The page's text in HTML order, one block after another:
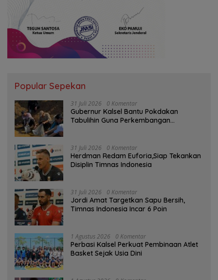
Popular Sepekan
31 Juli 2026 0 Komentar
Gubernur Kalsel Bantu Pokdakan
Tabulihin Guna Perkembangan
31 Juli 2026 0 Komentar
Herdman Redam Euforia,Siap Tekankan
Disiplin Timnas Indonesia
31 Juli 2026 0 Komentar
Jordi Amat Targetkan Sapu Bersih,
Timnas Indonesia Incar 6 Poin
1 Agustus 2026 0 Komentar
Perbasi Kalsel Perkuat Pembinaan Atlet
Basket Sejak Usia Dini